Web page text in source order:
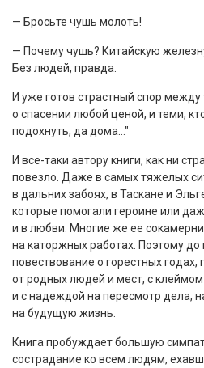
— Бросьте чушь молоть!
— Почему чушь? Китайскую
Без людей, правда.
И уже готов страстный спор между
о спасении любой ценой, и теми,
подохнуть, да дома…"
И все-таки автору книги, как ни
повезло. Даже в самых тяжелых
в дальних забоях, в Таскане и
которые помогали героине или
и в любви. Многие же ее
на каторжных работах. Поэтому до
повествование о горестных
от родных людей и мест, с
и с надеждой на пересмотр дела,
на будущую жизнь.
Книга пробуждает большую
сострадание ко всем людям,